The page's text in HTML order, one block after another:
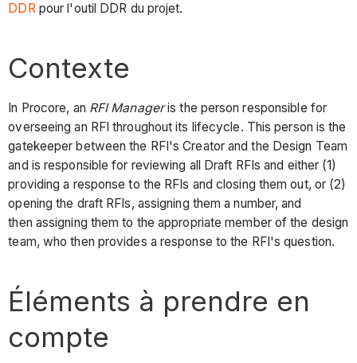
DDRpour l'outil DDR du projet.
Contexte
In Procore, an RFI Manageris the person responsible for
overseeing an RFI throughout its lifecycle. This person is the
gatekeeper between the RFI's Creator and the Design Team
and is responsible for reviewing all Draft RFIs and either (1)
providing a response to the RFIs and closing them out, or (2)
opening the draft RFIs, assigning them a number, and
then assigning them to the appropriate member of the design
team, who then provides a response to the RFI's question.
Éléments à prendre en
compte